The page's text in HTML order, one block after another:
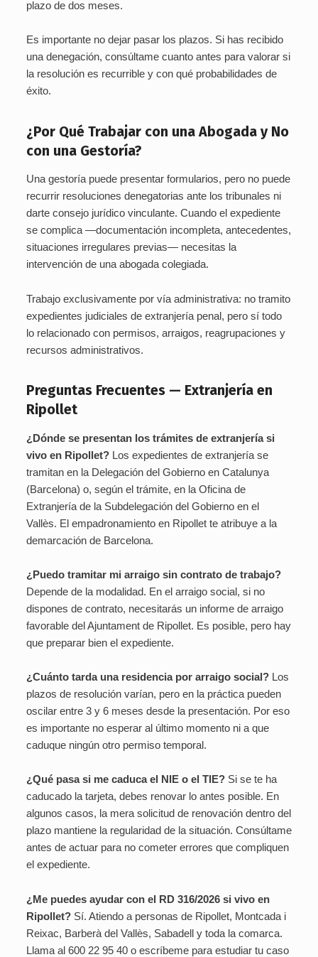
plazo de dos meses.
Es importante no dejar pasar los plazos. Si has recibido
una denegación, consúltame cuanto antes para valorar si
la resolución es recurrible y con qué probabilidades de
éxito.
¿Por Qué Trabajar con una Abogada y No
con una Gestoría?
Una gestoría puede presentar formularios, pero no puede
recurrir resoluciones denegatorias ante los tribunales ni
darte consejo jurídico vinculante. Cuando el expediente
se complica —documentación incompleta, antecedentes,
situaciones irregulares previas— necesitas la
intervención de una abogada colegiada.
Trabajo exclusivamente por vía administrativa: no tramito
expedientes judiciales de extranjería penal, pero sí todo
lo relacionado con permisos, arraigos, reagrupaciones y
recursos administrativos.
Preguntas Frecuentes — Extranjería en
Ripollet
¿Dónde se presentan los trámites de extranjería si
vivo en Ripollet?Los expedientes de extranjería se
tramitan en la Delegación del Gobierno en Catalunya
(Barcelona) o, según el trámite, en la Oficina de
Extranjería de la Subdelegación del Gobierno en el
Vallès. El empadronamiento en Ripollet te atribuye a la
demarcación de Barcelona.
¿Puedo tramitar mi arraigo sin contrato de trabajo?
Depende de la modalidad. En el arraigo social, si no
dispones de contrato, necesitarás un informe de arraigo
favorable del Ajuntament de Ripollet. Es posible, pero hay
que preparar bien el expediente.
¿Cuánto tarda una residencia por arraigo social?Los
plazos de resolución varían, pero en la práctica pueden
oscilar entre 3 y 6 meses desde la presentación. Por eso
es importante no esperar al último momento ni a que
caduque ningún otro permiso temporal.
¿Qué pasa si me caduca el NIE o el TIE?Si se te ha
caducado la tarjeta, debes renovar lo antes posible. En
algunos casos, la mera solicitud de renovación dentro del
plazo mantiene la regularidad de la situación. Consúltame
antes de actuar para no cometer errores que compliquen
el expediente.
¿Me puedes ayudar con el RD 316/2026 si vivo en
Ripollet?Sí. Atiendo a personas de Ripollet, Montcada i
Reixac, Barberà del Vallès, Sabadell y toda la comarca.
Llama al 600 22 95 40 o escríbeme para estudiar tu caso